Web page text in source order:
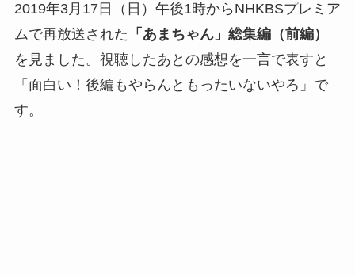
2019年3月17日（日）午後1時からNHKBSプレミア
ムで再放送された 「あまちゃん」総集編（前編）
を見ました。視聴したあとの感想を一言で表すと
「面白い！後編もやらんともったいないやろ」で
す。